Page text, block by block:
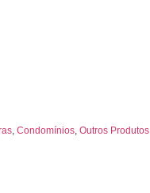
, Condomínios, Outros Produtos